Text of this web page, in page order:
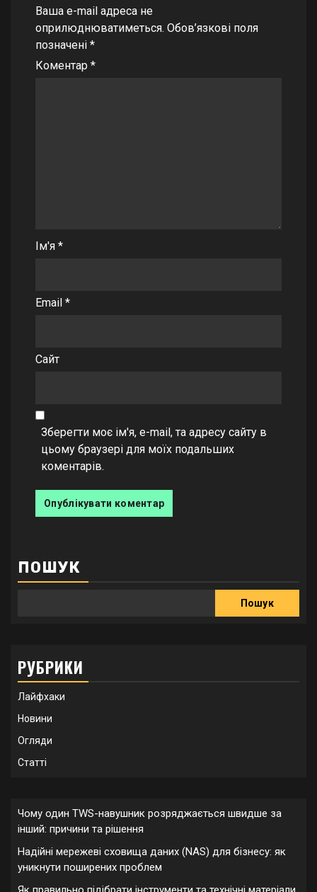
Ваша e-mail адреса не
оприлюднюватиметься. Обов’язкові поля
позначені *
Коментар *
Ім'я *
Email *
Сайт
Зберегти моє ім'я, e-mail, та адресу сайту в
цьому браузері для моїх подальших
коментарів.
ПОШУК
Пошук
РУБРИКИ
Лайфхаки
Новини
Огляди
Статті
Чому один TWS-навушник розряджається швидше за
інший: причини та рішення
Надійні мережеві сховища даних (NAS) для бізнесу: як
уникнути поширених проблем